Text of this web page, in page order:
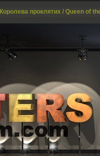
Королева проклятих / Queen of